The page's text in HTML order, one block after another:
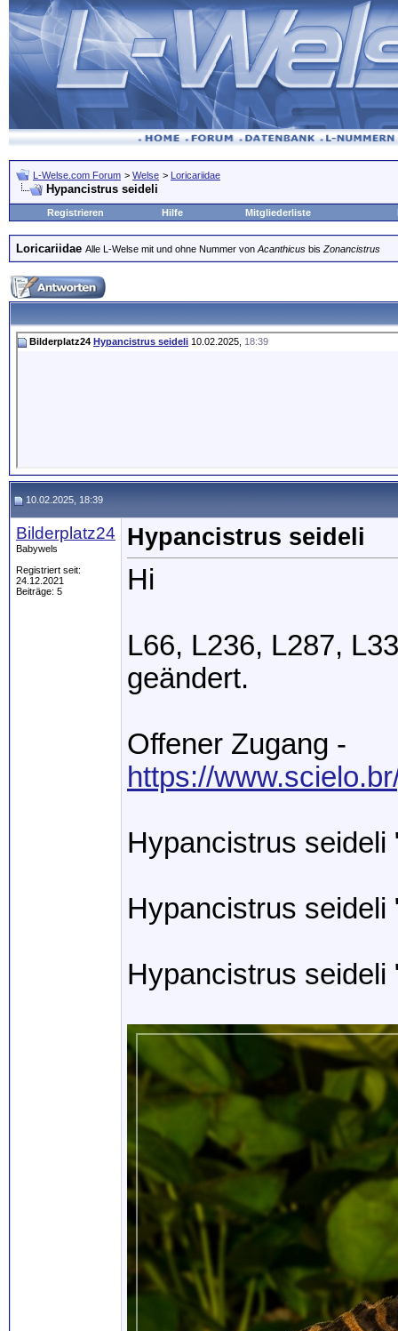
L-Welse.com Forum > Welse > Loricariidae
Hypancistrus seideli
Registrieren Hilfe Mitgliederliste
Loricariidae Alle L-Welse mit und ohne Nummer von Acanthicus bis Zonancistrus
Bilderplatz24 Hypancistrus seideli 10.02.2025, 18:39
10.02.2025, 18:39
Bilderplatz24
Babywels
Registriert seit:
24.12.2021
Beiträge: 5
Hypancistrus seideli
Hi
L66, L236, L287,
geändert.
Offener Zugang -
https://
Hypancistrus seideli
Hypancistrus seideli
Hypancistrus seideli